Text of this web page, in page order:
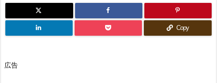
Copy
広告